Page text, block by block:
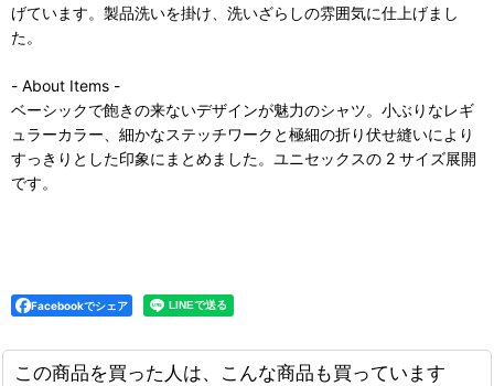
げています。製品洗いを掛け、洗いざらしの雰囲気に仕上げまし
た。
- About Items -
ベーシックで飽きの来ないデザインが魅力のシャツ。小ぶりなレギ
ュラーカラー、細かなステッチワークと極細の折り伏せ縫いにより
すっきりとした印象にまとめました。ユニセックスの 2 サイズ展開
です。
Facebookでシェア
この商品を買った人は、こんな商品も買っています